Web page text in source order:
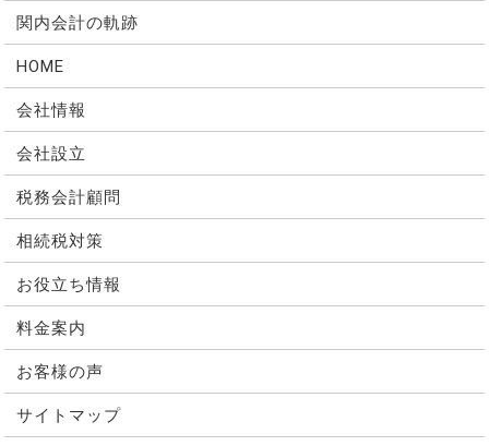
関内会計の軌跡
HOME
会社情報
会社設立
税務会計顧問
相続税対策
お役立ち情報
料金案内
お客様の声
サイトマップ